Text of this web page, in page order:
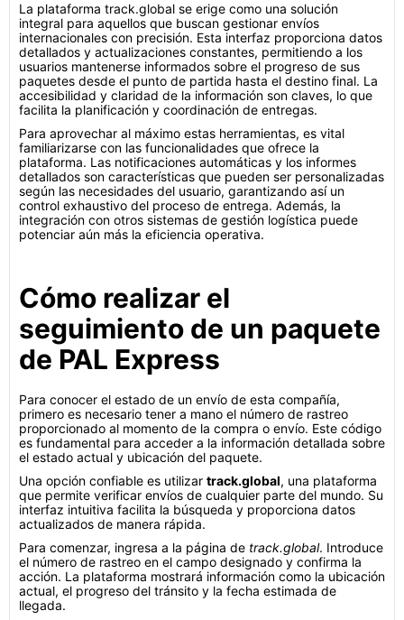
La plataforma track.global se erige como una solución
integral para aquellos que buscan gestionar envíos
internacionales con precisión. Esta interfaz proporciona datos
detallados y actualizaciones constantes, permitiendo a los
usuarios mantenerse informados sobre el progreso de sus
paquetes desde el punto de partida hasta el destino final. La
accesibilidad y claridad de la información son claves, lo que
facilita la planificación y coordinación de entregas.
Para aprovechar al máximo estas herramientas, es vital
familiarizarse con las funcionalidades que ofrece la
plataforma. Las notificaciones automáticas y los informes
detallados son características que pueden ser personalizadas
según las necesidades del usuario, garantizando así un
control exhaustivo del proceso de entrega. Además, la
integración con otros sistemas de gestión logística puede
potenciar aún más la eficiencia operativa.
Cómo realizar el
seguimiento de un paquete
de PAL Express
Para conocer el estado de un envío de esta compañía,
primero es necesario tener a mano el número de rastreo
proporcionado al momento de la compra o envío. Este código
es fundamental para acceder a la información detallada sobre
el estado actual y ubicación del paquete.
Una opción confiable es utilizar track.global, una plataforma
que permite verificar envíos de cualquier parte del mundo. Su
interfaz intuitiva facilita la búsqueda y proporciona datos
actualizados de manera rápida.
Para comenzar, ingresa a la página de track.global. Introduce
el número de rastreo en el campo designado y confirma la
acción. La plataforma mostrará información como la ubicación
actual, el progreso del tránsito y la fecha estimada de
llegada.